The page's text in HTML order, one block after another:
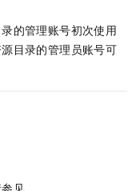
的管理账号初次使用
目录的管理员账号可
见